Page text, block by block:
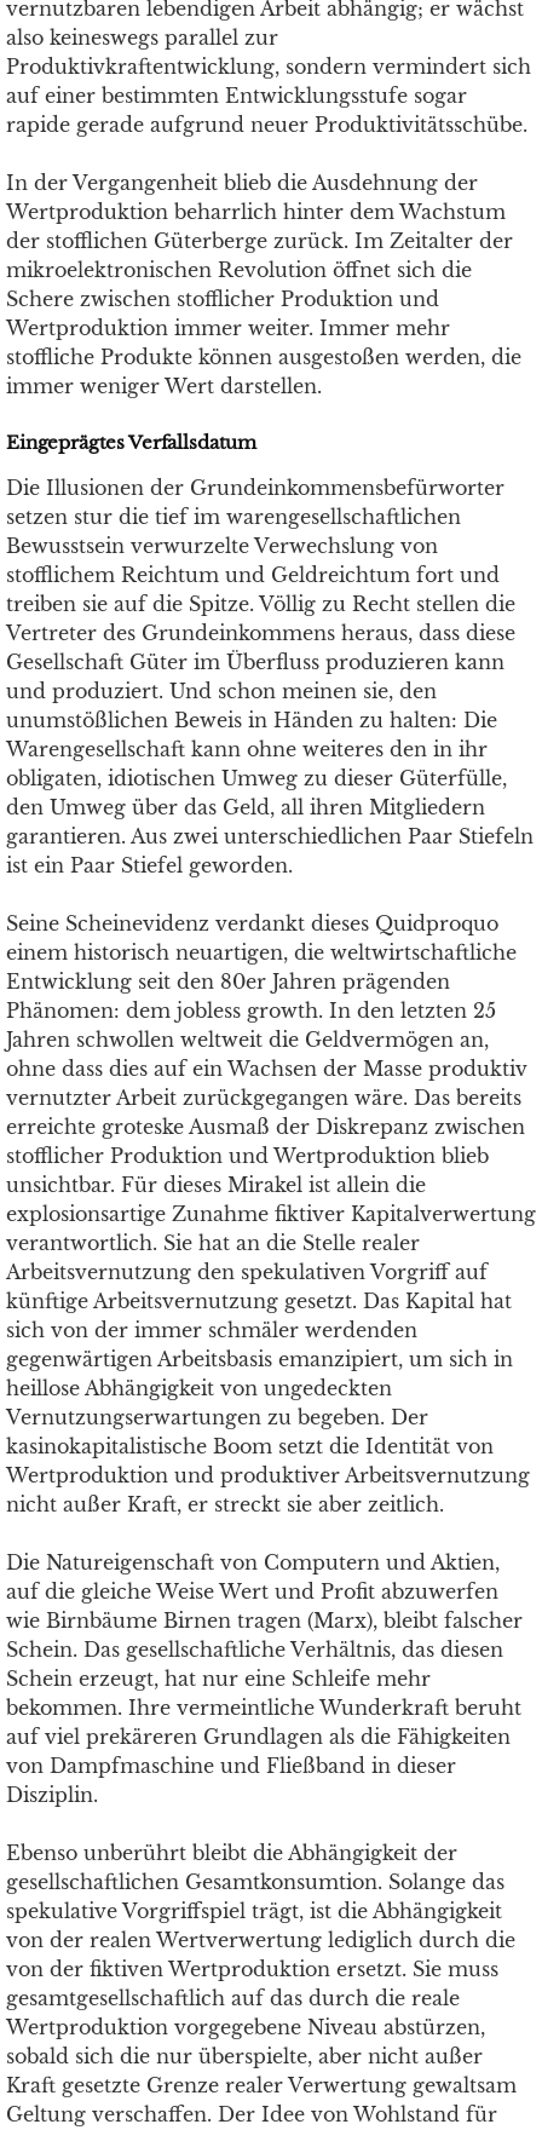
vernutzbaren lebendigen Arbeit abhängig; er wächst
also keineswegs parallel zur
Produktivkraftentwicklung, sondern vermindert sich
auf einer bestimmten Entwicklungsstufe sogar
rapide gerade aufgrund neuer Produktivitätsschübe.
In der Vergangenheit blieb die Ausdehnung der
Wertproduktion beharrlich hinter dem Wachstum
der stofflichen Güterberge zurück. Im Zeitalter der
mikroelektronischen Revolution öffnet sich die
Schere zwischen stofflicher Produktion und
Wertproduktion immer weiter. Immer mehr
stoffliche Produkte können ausgestoßen werden, die
immer weniger Wert darstellen.
Eingeprägtes Verfallsdatum
Die Illusionen der Grundeinkommensbefürworter
setzen stur die tief im warengesellschaftlichen
Bewusstsein verwurzelte Verwechslung von
stofflichem Reichtum und Geldreichtum fort und
treiben sie auf die Spitze. Völlig zu Recht stellen die
Vertreter des Grundeinkommens heraus, dass diese
Gesellschaft Güter im Überfluss produzieren kann
und produziert. Und schon meinen sie, den
unumstößlichen Beweis in Händen zu halten: Die
Warengesellschaft kann ohne weiteres den in ihr
obligaten, idiotischen Umweg zu dieser Güterfülle,
den Umweg über das Geld, all ihren Mitgliedern
garantieren. Aus zwei unterschiedlichen Paar Stiefeln
ist ein Paar Stiefel geworden.
Seine Scheinevidenz verdankt dieses Quidproquo
einem historisch neuartigen, die weltwirtschaftliche
Entwicklung seit den 80er Jahren prägenden
Phänomen: dem jobless growth. In den letzten 25
Jahren schwollen weltweit die Geldvermögen an,
ohne dass dies auf ein Wachsen der Masse produktiv
vernutzter Arbeit zurückgegangen wäre. Das bereits
erreichte groteske Ausmaß der Diskrepanz zwischen
stofflicher Produktion und Wertproduktion blieb
unsichtbar. Für dieses Mirakel ist allein die
explosionsartige Zunahme fiktiver Kapitalverwertung
verantwortlich. Sie hat an die Stelle realer
Arbeitsvernutzung den spekulativen Vorgriff auf
künftige Arbeitsvernutzung gesetzt. Das Kapital hat
sich von der immer schmäler werdenden
gegenwärtigen Arbeitsbasis emanzipiert, um sich in
heillose Abhängigkeit von ungedeckten
Vernutzungserwartungen zu begeben. Der
kasinokapitalistische Boom setzt die Identität von
Wertproduktion und produktiver Arbeitsvernutzung
nicht außer Kraft, er streckt sie aber zeitlich.
Die Natureigenschaft von Computern und Aktien,
auf die gleiche Weise Wert und Profit abzuwerfen
wie Birnbäume Birnen tragen (Marx), bleibt falscher
Schein. Das gesellschaftliche Verhältnis, das diesen
Schein erzeugt, hat nur eine Schleife mehr
bekommen. Ihre vermeintliche Wunderkraft beruht
auf viel prekäreren Grundlagen als die Fähigkeiten
von Dampfmaschine und Fließband in dieser
Disziplin.
Ebenso unberührt bleibt die Abhängigkeit der
gesellschaftlichen Gesamtkonsumtion. Solange das
spekulative Vorgriffspiel trägt, ist die Abhängigkeit
von der realen Wertverwertung lediglich durch die
von der fiktiven Wertproduktion ersetzt. Sie muss
gesamtgesellschaftlich auf das durch die reale
Wertproduktion vorgegebene Niveau abstürzen,
sobald sich die nur überspielte, aber nicht außer
Kraft gesetzte Grenze realer Verwertung gewaltsam
Geltung verschaffen. Der Idee von Wohlstand für